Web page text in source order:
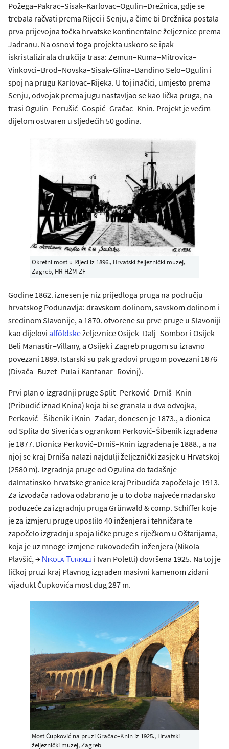
Požega–Pakrac–Sisak–Karlovac–Ogulin–Drežnica, gdje se
trebala račvati prema Rijeci i Senju, a čime bi Drežnica postala
prva prijevojna točka hrvatske kontinentalne željeznice prema
Jadranu. Na osnovi toga projekta uskoro se ipak
iskristalizirala drukčija trasa: Zemun–Ruma–Mitrovica–
Vinkovci–Brod–Novska–Sisak–Glina–Bandino Selo–Ogulin i
spoj na prugu Karlovac–Rijeka. U toj inačici, umjesto prema
Senju, odvojak prema jugu nastavljao se kao lička pruga, na
trasi Ogulin–Perušić–Gospić–Gračac–Knin. Projekt je većim
dijelom ostvaren u sljedećih 50 godina.
Okretni most u Rijeci iz 1896., Hrvatski željeznički muzej,
Zagreb, HR-HŽM-ZF
Godine 1862. iznesen je niz prijedloga pruga na području
hrvatskog Podunavlja: dravskom dolinom, savskom dolinom i
sredinom Slavonije, a 1870. otvorene su prve pruge u Slavoniji
kao dijelovi alföldskeželjeznice Osijek‒Dalj‒Sombor i Osijek‒
Beli Manastir‒Villany, a Osijek i Zagreb prugom su izravno
povezani 1889. Istarski su pak gradovi prugom povezani 1876
(Divača‒Buzet‒Pula i Kanfanar‒Rovinj).
Prvi plan o izgradnji pruge Split–Perković–Drniš–Knin
(Pribudić iznad Knina) koja bi se granala u dva odvojka,
Perković– Šibenik i Knin–Zadar, donesen je 1873., a dionica
od Splita do Siverića s ogrankom Perković–Šibenik izgrađena
je 1877. Dionica Perković–Drniš–Knin izgrađena je 1888., a na
njoj se kraj Drniša nalazi najdulji željeznički zasjek u Hrvatskoj
(2580 m). Izgradnja pruge od Ogulina do tadašnje
dalmatinsko-hrvatske granice kraj Pribudića započela je 1913.
Za izvođača radova odabrano je u to doba najveće mađarsko
poduzeće za izgradnju pruga Grünwald & comp. Schiffer koje
je za izmjeru pruge uposlilo 40 inženjera i tehničara te
započelo izgradnju spoja ličke pruge s riječkom u Oštarijama,
koja je uz mnoge izmjene rukovodećih inženjera (Nikola
Plavšić, → Nikola Turkalj i Ivan Poletti) dovršena 1925. Na toj je
ličkoj pruzi kraj Plavnog izgrađen masivni kamenom zidani
vijadukt Čupkovića most dug 287 m.
Most Ćupković na pruzi Gračac–Knin iz 1925., Hrvatski
željeznički muzej, Zagreb